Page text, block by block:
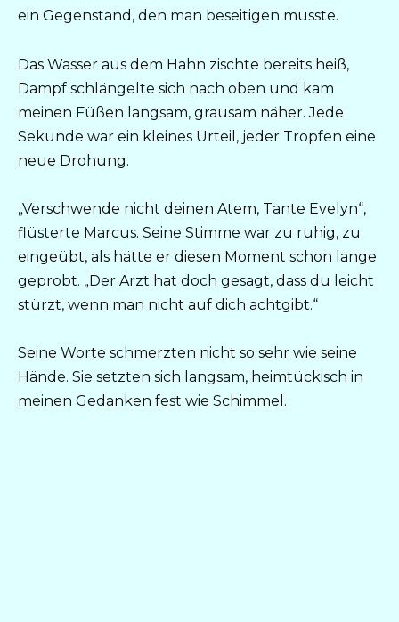
ein Gegenstand, den man beseitigen musste.
Das Wasser aus dem Hahn zischte bereits heiß,
Dampf schlängelte sich nach oben und kam
meinen Füßen langsam, grausam näher. Jede
Sekunde war ein kleines Urteil, jeder Tropfen eine
neue Drohung.
„Verschwende nicht deinen Atem, Tante Evelyn“,
flüsterte Marcus. Seine Stimme war zu ruhig, zu
eingeübt, als hätte er diesen Moment schon lange
geprobt. „Der Arzt hat doch gesagt, dass du leicht
stürzt, wenn man nicht auf dich achtgibt.“
Seine Worte schmerzten nicht so sehr wie seine
Hände. Sie setzten sich langsam, heimtückisch in
meinen Gedanken fest wie Schimmel.